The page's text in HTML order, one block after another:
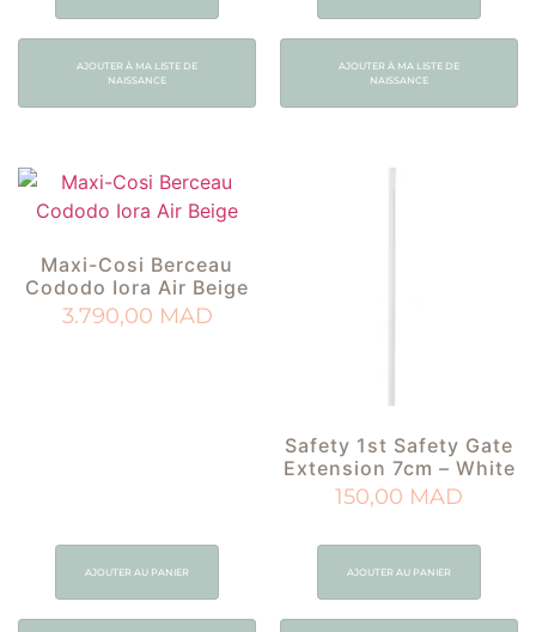
AJOUTER À MA LISTE DE
NAISSANCE
AJOUTER À MA LISTE DE
NAISSANCE
Maxi-Cosi Berceau
Cododo Iora Air Beige
3.790,00 MAD
AJOUTER AU PANIER
Safety 1st Safety Gate
Extension 7cm – White
150,00 MAD
AJOUTER AU PANIER